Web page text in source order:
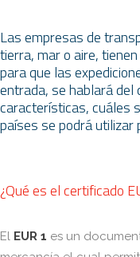
Las empresas de
tierra, mar o aire,
para que las
entrada, se hablará del
características, cuáles
países se podrá utilizar
¿Qué es el certificado
El EUR 1 es un